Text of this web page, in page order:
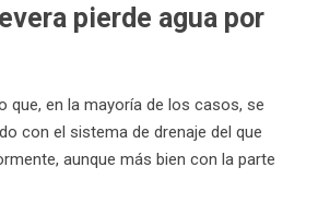
pierde agua por
que, en la mayoría de los casos, se
con el sistema de drenaje del que
aunque más bien con la parte